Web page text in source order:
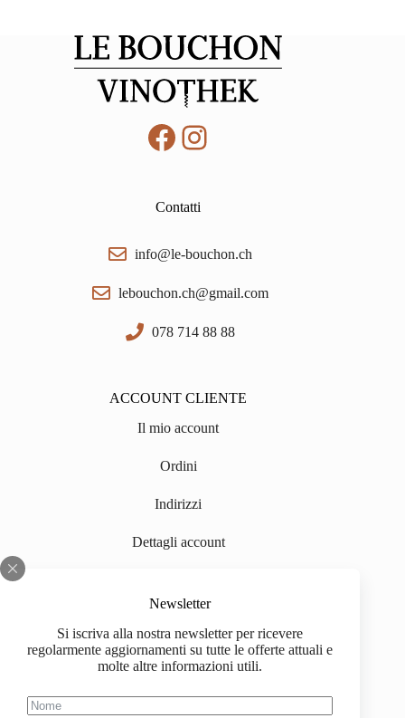
Newsletter
Si iscriva alla nostra newsletter per ricevere
regolarmente aggiornamenti su tutte le offerte attuali e
molte altre informazioni utili.
Facebook
Instagram
Contatti
info@le-bouchon.ch
lebouchon.ch@gmail.com
078 714 88 88
ACCOUNT CLIENTE
Il mio account
Ordini
Indirizzi
Dettagli account
informazioni
Chi siamo
Impressum